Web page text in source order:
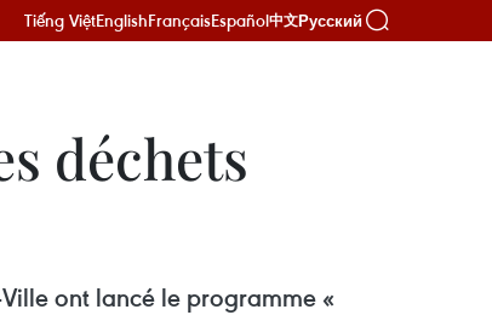
Tiếng ViệtEnglishFrançaisEspañol中文Русский
déchets
ont lancé le programme «